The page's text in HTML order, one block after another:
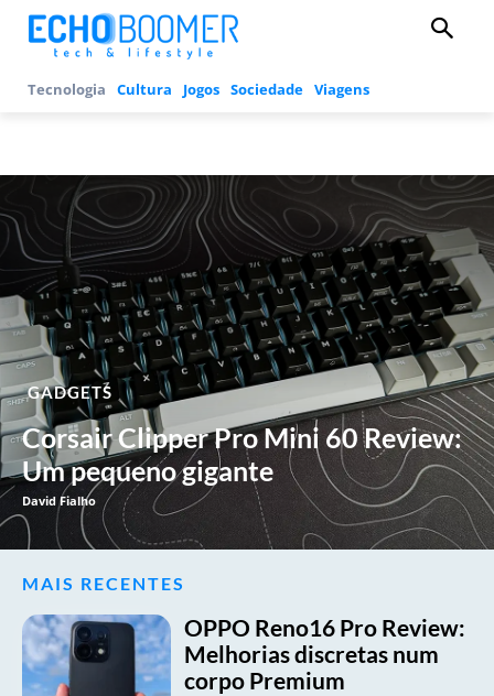
Tecnologia Cultura Jogos Sociedade Viagens
GADGETS
Corsair Clipper Pro Mini 60 Review:
Um pequeno gigante
David Fialho
MAIS RECENTES
OPPO Reno16 Pro Review:
Melhorias discretas num
corpo Premium